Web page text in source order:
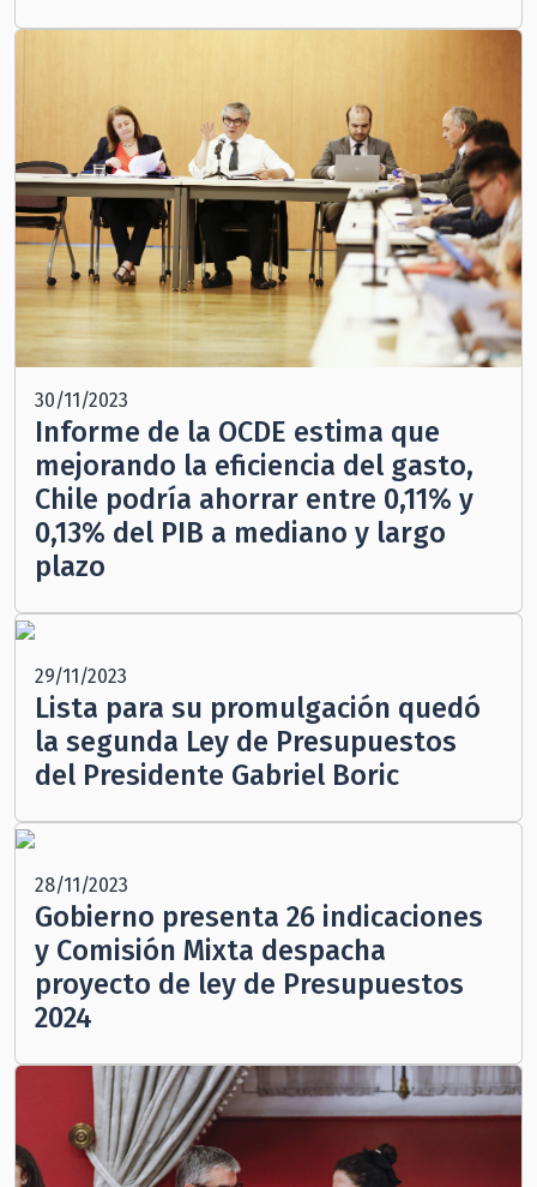
30/11/2023
Informe de la OCDE estima que
mejorando la eficiencia del gasto,
Chile podría ahorrar entre 0,11% y
0,13% del PIB a mediano y largo
plazo
29/11/2023
Lista para su promulgación quedó
la segunda Ley de Presupuestos
del Presidente Gabriel Boric
28/11/2023
Gobierno presenta 26 indicaciones
y Comisión Mixta despacha
proyecto de ley de Presupuestos
2024